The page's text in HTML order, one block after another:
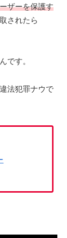
ザーを保護す
されたら
です。
法犯罪ナウで